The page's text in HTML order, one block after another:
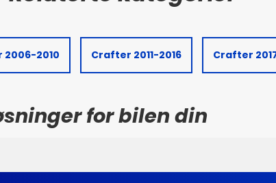
2010 Crafter 2011-2016 Crafter
for bilen din